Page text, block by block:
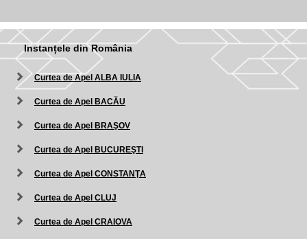
Instanțele din România
Curtea de Apel ALBA IULIA
Curtea de Apel BACĂU
Curtea de Apel BRAŞOV
Curtea de Apel BUCUREŞTI
Curtea de Apel CONSTANŢA
Curtea de Apel CLUJ
Curtea de Apel CRAIOVA